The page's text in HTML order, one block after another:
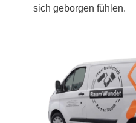
sich geborgen fühlen.